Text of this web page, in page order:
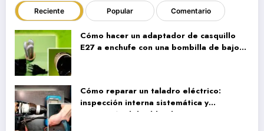
Reciente Popular Comentario
Cómo hacer un adaptador de casquillo
E27 a enchufe con una bombilla de bajo
Cómo reparar un taladro eléctrico:
inspección interna sistemática y
reparación del cableado